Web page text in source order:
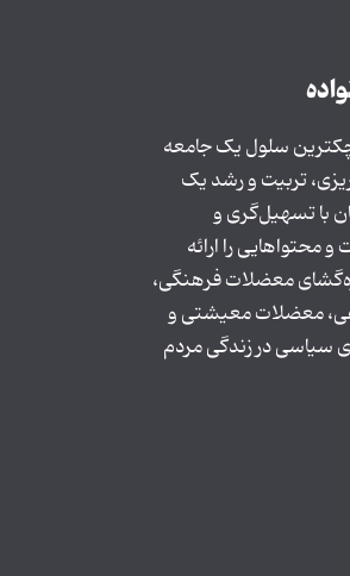
سلول یک جامعه
تربیت و رشد یک
با تسهیل‌گری و
محتواهایی را ارائه
معضلات فرهنگی،
معضلات معیشتی و
سیاسی در زندگی مردم